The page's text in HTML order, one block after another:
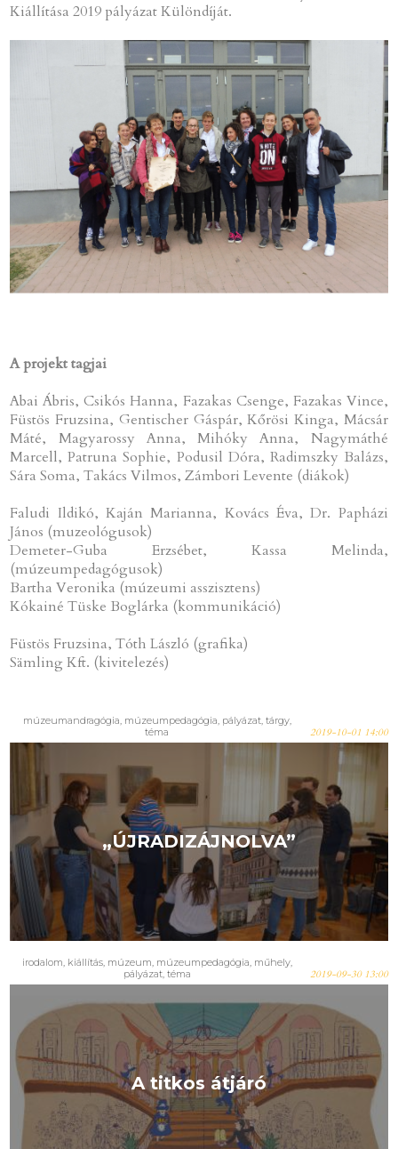
Kiállítása 2019 pályázat Különdíját.
A projekt tagjai
Abai Ábris, Csikós Hanna, Fazakas Csenge, Fazakas Vince,
Füstös Fruzsina, Gentischer Gáspár, Kőrösi Kinga, Mácsár
Máté, Magyarossy Anna, Mihóky Anna, Nagymáthé
Marcell, Patruna Sophie, Podusil Dóra, Radimszky Balázs,
Sára Soma, Takács Vilmos, Zámbori Levente (diákok)
Faludi Ildikó, Kaján Marianna, Kovács Éva, Dr. Papházi
János (muzeológusok)
Demeter-Guba Erzsébet, Kassa Melinda,
(múzeumpedagógusok)
Bartha Veronika (múzeumi asszisztens)
Kókainé Tüske Boglárka (kommunikáció)
Füstös Fruzsina, Tóth László (grafika)
Sämling Kft. (kivitelezés)
múzeumandragógia, múzeumpedagógia, pályázat, tárgy,
téma
2019-10-01 14:00
„ÚJRADIZÁJNOLVA”
irodalom, kiállítás, múzeum, múzeumpedagógia, műhely,
pályázat, téma
2019-09-30 13:00
A titkos átjáró